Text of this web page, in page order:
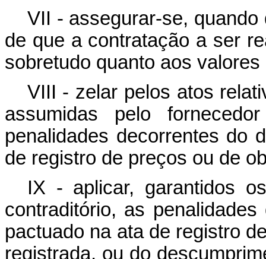
VII - assegurar-se,
de que a contratação a ser
sobretudo quanto aos
VIII - zelar pelos atos
assumidas pelo
penalidades decorrentes do
de registro de preços ou de
IX - aplicar, garantidos
contraditório, as
pactuado na ata de registro
registrada, ou do